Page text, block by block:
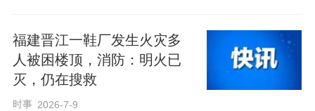
福建晋江一鞋厂发生火灾多
人被困楼顶，消防：明火已
灭，仍在搜救
时事 2026-7-9